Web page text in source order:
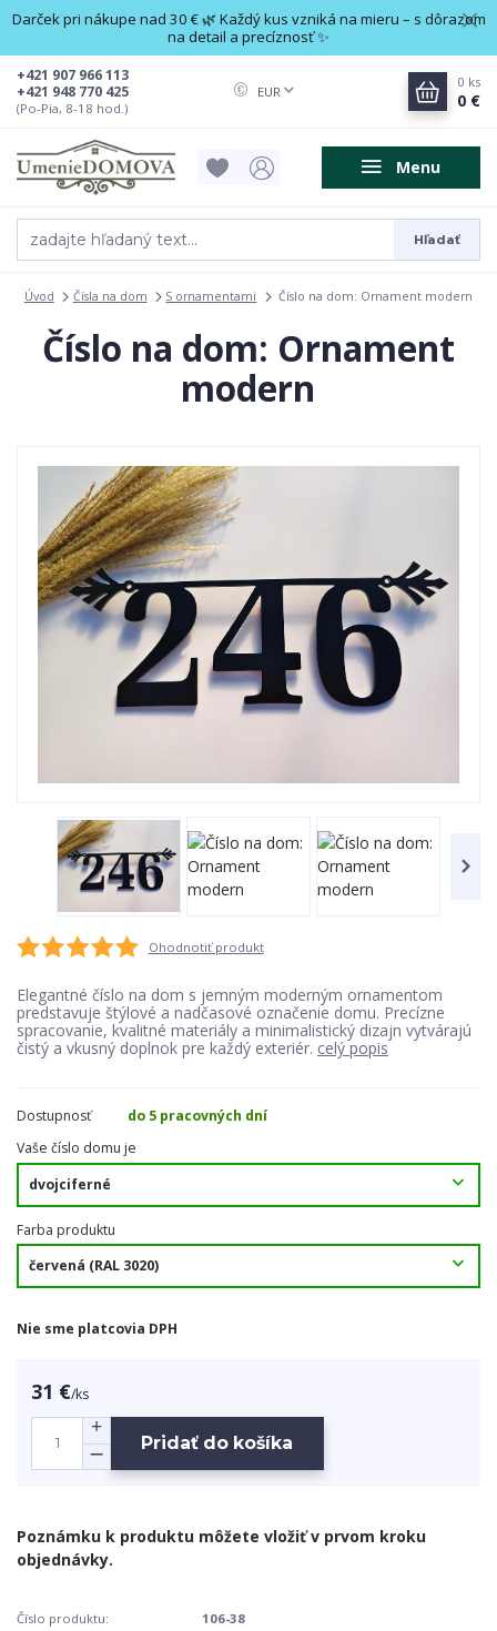
Darček pri nákupe nad 30 € 🌿 Každý kus vzniká na mieru – s dôrazom
na detail a precíznosť ✨
Menu
EUR
Hľadať
+421 948 770 425
+421 907 966 113
(Po-Pia, 8-18 hod.)
0 ks
0 €
Úvod Čísla na dom S ornamentami Číslo na dom: Ornament modern
Číslo na dom: Ornament
modern
Ohodnotiť produkt
Elegantné číslo na dom s jemným moderným ornamentom
predstavuje štýlové a nadčasové označenie domu. Precízne
spracovanie, kvalitné materiály a minimalistický dizajn vytvárajú
čistý a vkusný doplnok pre každý exteriér. celý popis
Dostupnosť
do 5 pracovných dní
Vaše číslo domu je
Farba produktu
Nie sme platcovia DPH
31 €/ks
Pridať do košíka
Číslo produktu:
106-38